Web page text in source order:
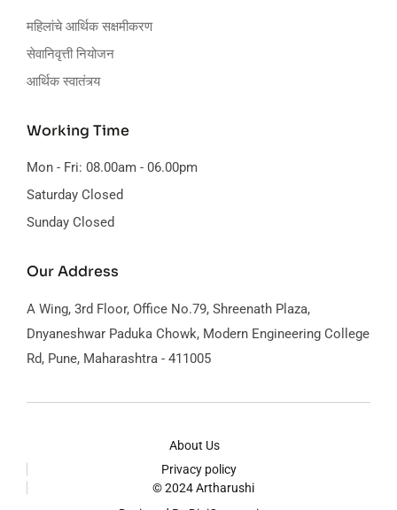
महिलांचे आर्थिक सक्षमीकरण
सेवानिवृत्ती नियोजन
आर्थिक स्वातंत्र्य
Working Time
Mon - Fri: 08.00am - 06.00pm
Saturday Closed
Sunday Closed
Our Address
A Wing, 3rd Floor, Office No.79, Shreenath Plaza,
Dnyaneshwar Paduka Chowk, Modern Engineering College
Rd, Pune, Maharashtra - 411005
About Us
Privacy policy
© 2024 Artharushi